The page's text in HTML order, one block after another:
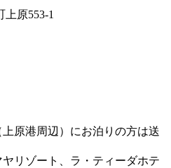
原553-1
上原港周辺）にお泊りの方は送
ヤリゾート、ラ・ティーダホテ